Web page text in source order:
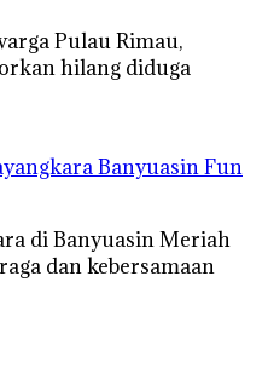
Pulau Rimau,
hilang diduga
Banyuasin Fun
di Banyuasin Meriah
dan kebersamaan